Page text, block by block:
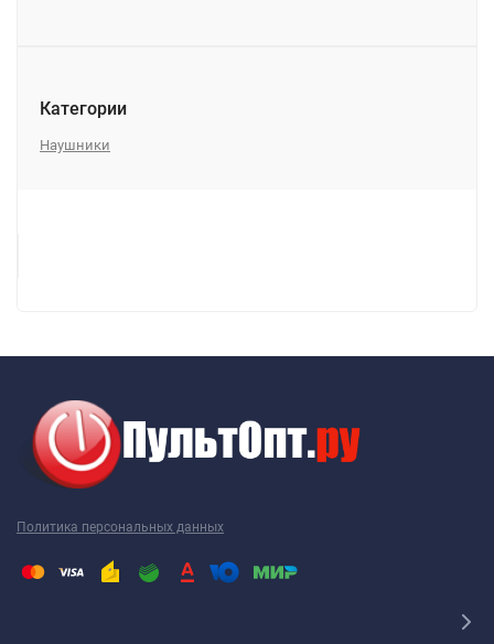
Категории
Наушники
Политика персональных данных